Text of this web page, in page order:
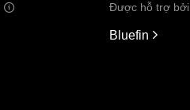
Được hỗ trợ bởi
Bluefin